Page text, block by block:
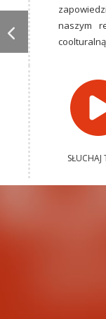
naszym
SŁUCHAJ